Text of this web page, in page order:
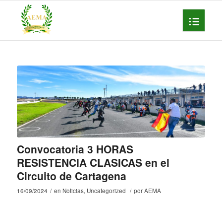
Convocatoria 3 HORAS
RESISTENCIA CLASICAS en el
Circuito de Cartagena
16/09/2024 / en Noticias, Uncategorized / porAEMA